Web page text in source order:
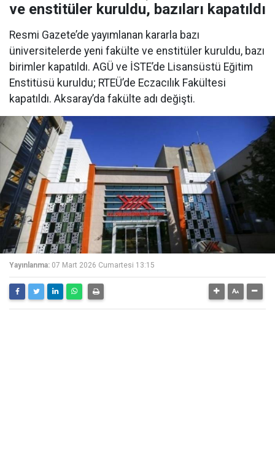
ve enstitüler kuruldu, bazıları kapatıldı
Resmi Gazete’de yayımlanan kararla bazı
üniversitelerde yeni fakülte ve enstitüler kuruldu, bazı
birimler kapatıldı. AGÜ ve İSTE’de Lisansüstü Eğitim
Enstitüsü kuruldu; RTEÜ’de Eczacılık Fakültesi
kapatıldı. Aksaray’da fakülte adı değişti.
Yayınlanma: 07 Mart 2026 Cumartesi 13:15